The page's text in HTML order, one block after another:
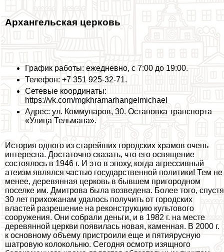
Архангельская церковь
График работы: ежедневно, с 7:00 до 19:00.
Телефон: +7 351 925-32-71.
Сетевые координаты:
https://vk.com/mgkhramarhangelmichael
Адрес: ул. Коммунаров, 30. Остановка трaнcпорта
«Улица Тельмана».
История одного из старейших городских храмов очень
интересна. Достаточно сказать, что его освящение
состоялось в 1946 г. И это в эпоху, когда агрессивный
атеизм являлся частью государственной политики! Тем не
менее, деревянная церковь в бывшем пригородном
поселке им. Дмитрова была возведена. Более того, спустя
30 лет прихожанам удалось получить от городских
властей разрешение на реконструкцию культового
сооружения. Они собрали деньги, и в 1982 г. на месте
деревянной церкви появилась новая, каменная. В 2000 г.
к основному объему пристроили еще и пятиярусную
шатровую колокольню. Сегодня осмотр изящного